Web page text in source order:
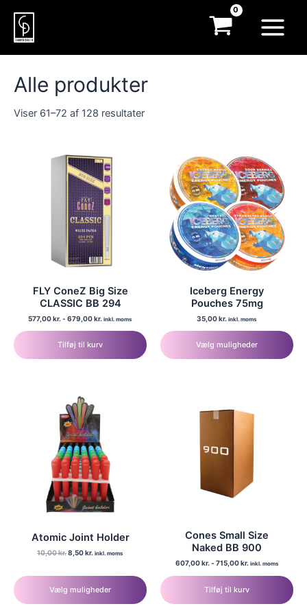
indholdet
Main
Alle produkter
Viser 61–72 af 128 resultaterSorteret
FLY ConeZ Big Size
CLASSIC BB 294
577,00kr. - 679,00kr. inkl. moms
Tilføj til kurv
Iceberg Energy
Pouches 75mg
35,00kr. inkl. moms
Vælg muligheder
Dette
Mulighederne
vælges
varesiden
Atomic Joint Holder
10,00kr.Den
10,00 kr..
8,50kr. Den
8,50 kr..
inkl. moms
Vælg muligheder
har
Cones Small Size
Naked BB 900
607,00kr. - 715,00kr. inkl. moms
Tilføj til kurv